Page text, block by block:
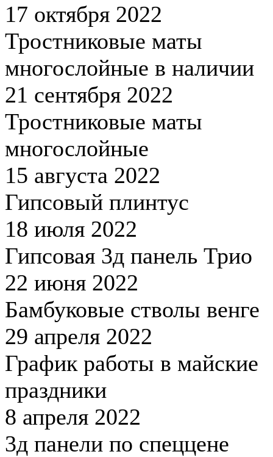
17 октября 2022
Тростниковые маты
многослойные в наличии
21 сентября 2022
Тростниковые маты
многослойные
15 августа 2022
Гипсовый плинтус
18 июля 2022
Гипсовая 3д панель Трио
22 июня 2022
Бамбуковые стволы венге
29 апреля 2022
График работы в майские
праздники
8 апреля 2022
3д панели по спеццене